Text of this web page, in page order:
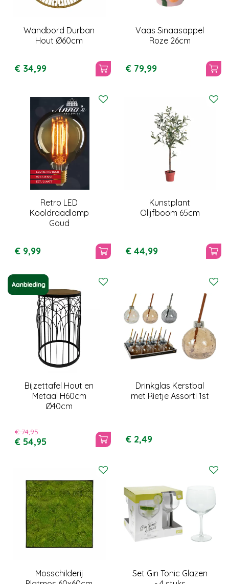
Wandbord Durban
Hout Ø60cm
€ 34,99
Vaas Sinaasappel
Roze 26cm
€ 79,99
Retro LED
Kooldraadlamp
Goud
€ 9,99
Kunstplant
Olijfboom 65cm
€ 44,99
Bijzettafel Hout en
Metaal H60cm
Ø40cm
€ 74,95
€ 54,95
Drinkglas Kerstbal
met Rietje Assorti 1st
€ 2,49
Mosschilderij
Set Gin Tonic Glazen